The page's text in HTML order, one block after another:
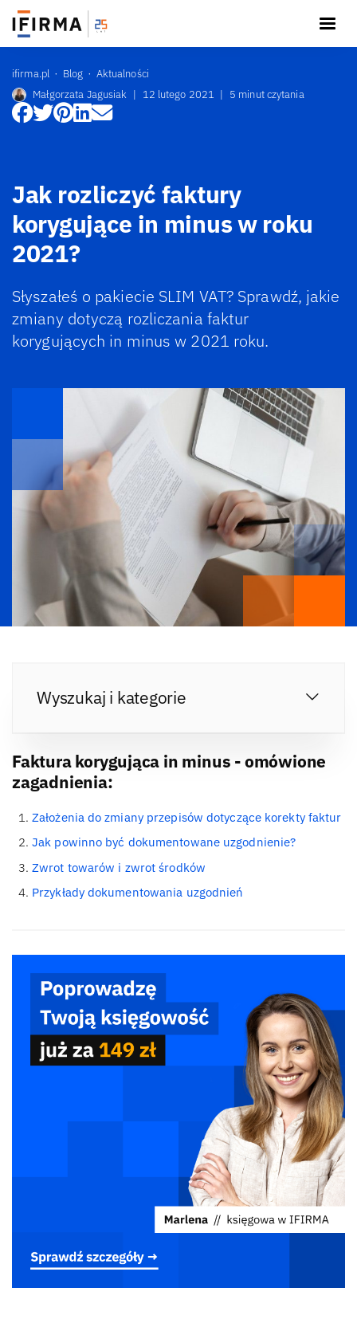
ifirma.pl Blog
Aktualności
Małgorzata Jagusiak | 12 lutego 2021 | 5 minut czytania
Jak rozliczyć faktury
korygujące in minus w roku
2021?
Słyszałeś o pakiecie SLIM VAT? Sprawdź, jakie
zmiany dotyczą rozliczania faktur
korygujących in minus w 2021 roku.
Wyszukaj i kategorie
Faktura korygująca in minus - omówione
zagadnienia:
Założenia do zmiany przepisów dotyczące korekty faktur
Jak powinno być dokumentowane uzgodnienie?
Zwrot towarów i zwrot środków
Przykłady dokumentowania uzgodnień